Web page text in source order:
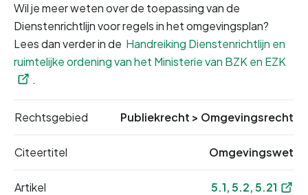
Wil je meer weten over de toepassing van de
Dienstenrichtlijn voor regels in het omgevingsplan?
Lees dan verder in de Handreiking Dienstenrichtlijn en
ruimtelijke ordening van het Ministerie van BZK en EZK
.
Rechtsgebied Publiekrecht > Omgevingsrecht
Citeertitel Omgevingswet
Artikel 5.1, 5.2, 5.21